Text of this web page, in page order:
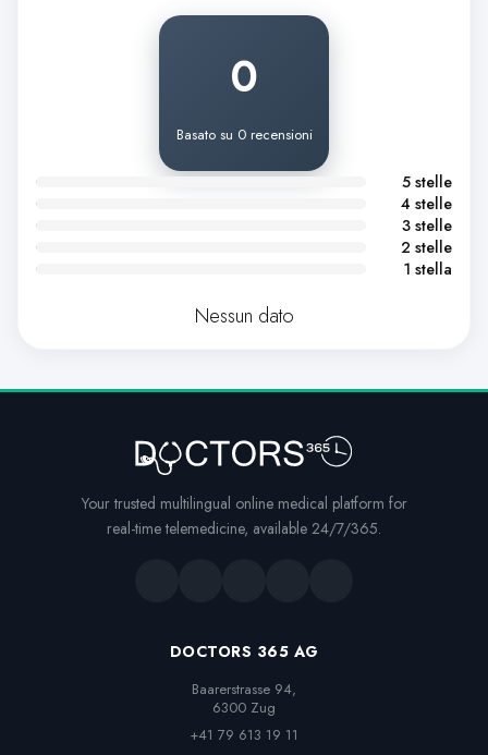
0
Basato su 0 recensioni
5 stelle
4 stelle
3 stelle
2 stelle
1 stella
Nessun dato
Your trusted multilingual online medical platform for
real-time telemedicine, available 24/7/365.
DOCTORS 365 AG
Baarerstrasse 94,
6300 Zug
+41 79 613 19 11